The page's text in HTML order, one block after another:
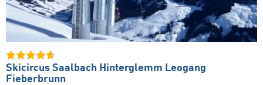
Skicircus Saalbach Hinterglemm Leogang
Fieberbrunn